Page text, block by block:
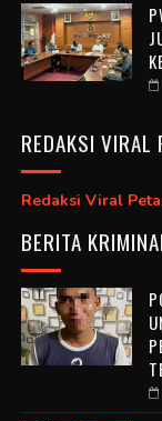
REDAKSI VIRAL
Redaksi Viral
BERITA